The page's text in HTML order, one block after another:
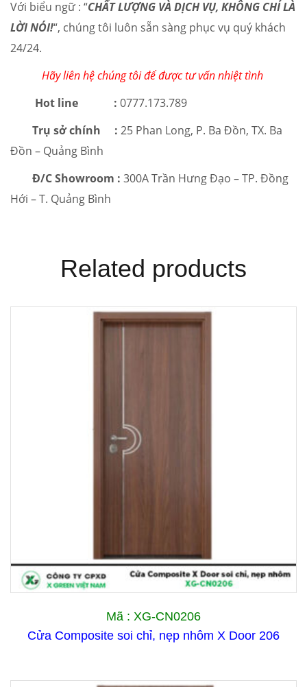
Với biểu ngữ : “CHẤT LƯỢNG VÀ DỊCH VỤ, KHÔNG CHỈ LÀ
LỜI NÓI!“, chúng tôi luôn sẵn sàng phục vụ quý khách
24/24.
Hãy liên hệ chúng tôi để được tư vấn nhiệt tình
Hot line : 0777.173.789
Trụ sở chính : 25 Phan Long, P. Ba Đồn, TX. Ba
Đồn – Quảng Bình
Đ/C Showroom : 300A Trần Hưng Đạo – TP. Đồng
Hới – T. Quảng Bình
Related products
Mã : XG-CN0206
Cửa Composite soi chỉ, nẹp nhôm X Door 206